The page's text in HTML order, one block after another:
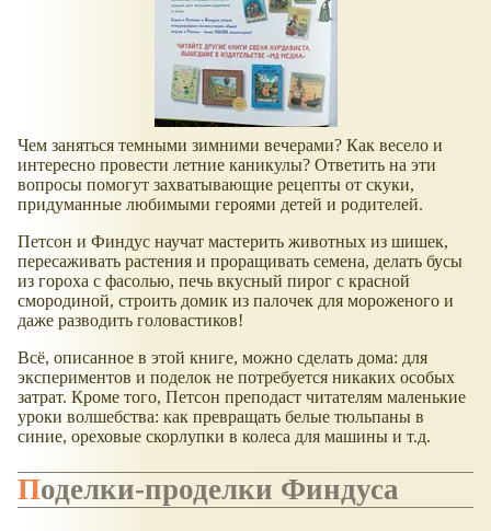
Чем заняться темными зимними вечерами? Как весело и
интересно провести летние каникулы? Ответить на эти
вопросы помогут захватывающие рецепты от скуки,
придуманные любимыми героями детей и родителей.
Петсон и Финдус научат мастерить животных из шишек,
пересаживать растения и проращивать семена, делать бусы
из гороха с фасолью, печь вкусный пирог с красной
смородиной, строить домик из палочек для мороженого и
даже разводить головастиков!
Всё, описанное в этой книге, можно сделать дома: для
экспериментов и поделок не потребуется никаких особых
затрат. Кроме того, Петсон преподаст читателям маленькие
уроки волшебства: как превращать белые тюльпаны в
синие, ореховые скорлупки в колеса для машины и т.д.
Поделки-проделки Финдуса